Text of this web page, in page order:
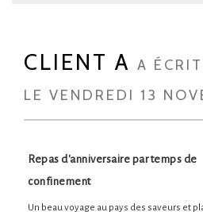
CLIENT A A ÉCRIT
LE VENDREDI 13
Repas d'anniversaire par temps de
confinement
Un beau voyage au pays des saveurs et